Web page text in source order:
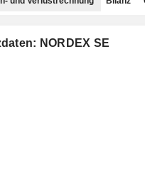
NORDEX SE